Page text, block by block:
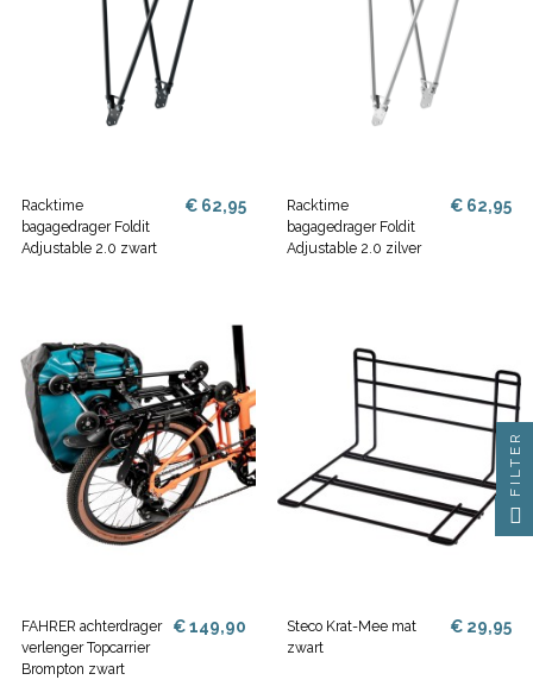
Racktime
bagagedrager Foldit
Adjustable 2.0 zwart
€ 62,95
Racktime
bagagedrager Foldit
Adjustable 2.0 zilver
€ 62,95
FAHRER achterdrager
verlenger Topcarrier
Brompton zwart
€ 149,90
Steco Krat-Mee mat
zwart
€ 29,95
FILTER